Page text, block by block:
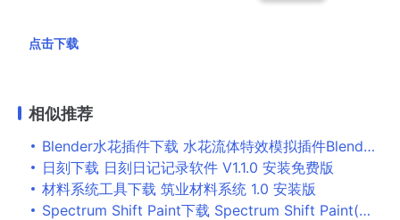
点击下载
相似推荐
Blender水花插件下载 水花流体特效模拟插件Blender Market FLIP Fluids addon 1.7.0 免费版(附安装教程)
日刻下载 日刻日记记录软件 V1.1.0 安装免费版
材料系统工具下载 筑业材料系统 1.0 安装版
Spectrum Shift Paint下载 Spectrum Shift Paint(多特效色彩分析软件) v3.24 安装免费版(附安装教程)